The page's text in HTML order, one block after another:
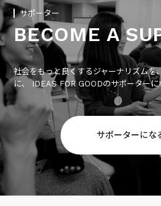
サポーター
BECOME A
社会をもっと良くするジャーナリズムを
に、 IDEAS FOR GOODのサポーターに
サポーターにな